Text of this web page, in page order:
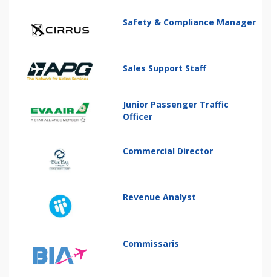
Safety & Compliance Manager
Sales Support Staff
Junior Passenger Traffic
Officer
Commercial Director
Revenue Analyst
Commissaris